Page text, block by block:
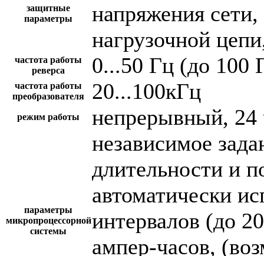
защитные
параметры
напряжения
нагрузочной
частота работы
реверса
0...50 Гц (до 100
частота работы
преобразователя
20...100кГц
режим работы непрерывный, 24
параметры
микропроцессорной
системы
независимое
длительности и
автоматически
интервалов (до
ампер-часов,